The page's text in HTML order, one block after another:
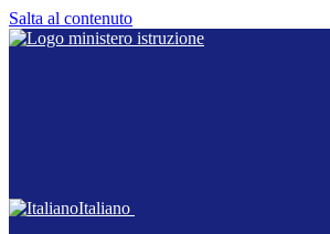
Salta al contenuto
Italiano